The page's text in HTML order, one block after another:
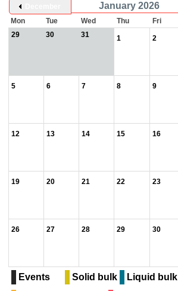
January 2026
Mon
Tue Wed Thu Fri
29
30 31 1 2
5 6 7 8 9
12 13 14 15 16
19 20 21 22 23
26 27 28 29 30
Events Solid bulk
Liquid bulk